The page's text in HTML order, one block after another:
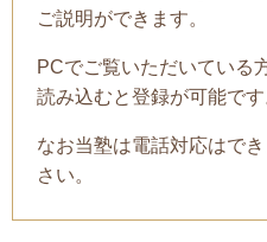
ご説明ができます。
PCでご覧いただいている
読み込むと登録が可能です
なお当塾は電話対応はで
さい。